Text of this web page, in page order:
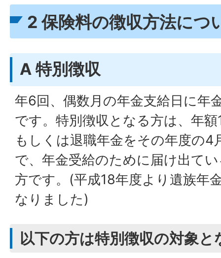
2 保険料の徴収方法につ
A 特別徴収
年6回、偶数月の年金支給日に年
です。特別徴収となる方は、年
もしくは退職年金をその年度の4
で、年金受給のために届け出て
方です。(平成18年度より遺族年
なりました)
以下の方は特別徴収の対象と